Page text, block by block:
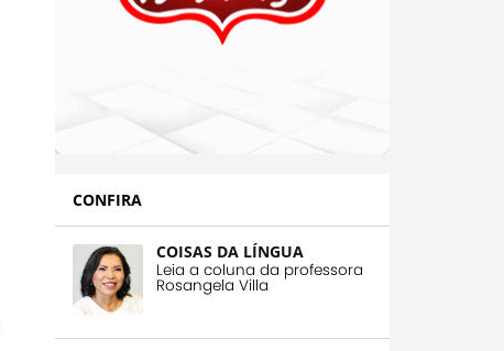
CONFIRA
COISAS DA LÍNGUA
Leia a coluna da professora
Rosangela Villa